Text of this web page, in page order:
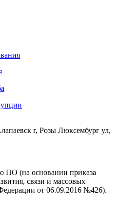
г, Розы Люксембург ул,
ПО (на основании приказа
связи и массовых
от 06.09.2016 №426).